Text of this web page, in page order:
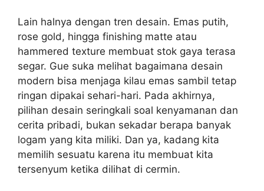
Lain halnya dengan tren desain. Emas putih,
rose gold, hingga finishing matte atau
hammered texture membuat stok gaya terasa
segar. Gue suka melihat bagaimana desain
modern bisa menjaga kilau emas sambil tetap
ringan dipakai sehari-hari. Pada akhirnya,
pilihan desain seringkali soal kenyamanan dan
cerita pribadi, bukan sekadar berapa banyak
logam yang kita miliki. Dan ya, kadang kita
memilih sesuatu karena itu membuat kita
tersenyum ketika dilihat di cermin.